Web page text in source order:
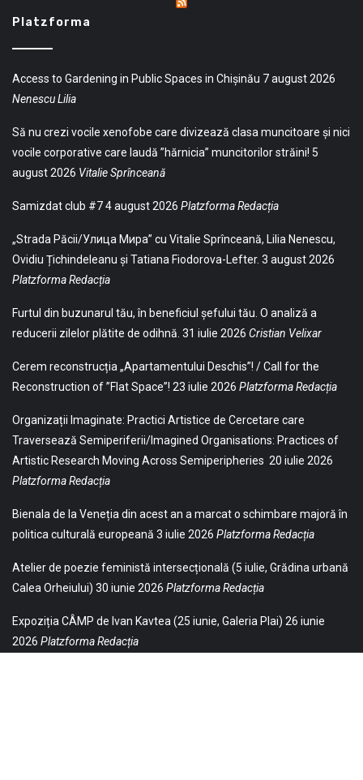
Platzforma
Access to Gardening in Public Spaces in Chișinău 7 august 2026
Nenescu Lilia
Să nu crezi vocile xenofobe care divizează clasa muncitoare și nici
vocile corporative care laudă ”hărnicia” muncitorilor străini! 5
august 2026 Vitalie Sprînceană
Samizdat club #74 august 2026 Platzforma Redacția
„Strada Păcii/Улица Мира” cu Vitalie Sprînceană, Lilia Nenescu,
Ovidiu Țichindeleanu și Tatiana Fiodorova-Lefter. 3 august 2026
Platzforma Redacția
Furtul din buzunarul tău, în beneficiul șefului tău. O analiză a
reducerii zilelor plătite de odihnă. 31 iulie 2026 Cristian Velixar
Cerem reconstrucția „Apartamentului Deschis”! / Call for the
Reconstruction of ”Flat Space”! 23 iulie 2026 Platzforma Redacția
Organizații Imaginate: Practici Artistice de Cercetare care
Traversează Semiperiferii/Imagined Organisations: Practices of
Artistic Research Moving Across Semiperipheries 20 iulie 2026
Platzforma Redacția
Bienala de la Veneția din acest an a marcat o schimbare majoră în
politica culturală europeană 3 iulie 2026 Platzforma Redacția
Atelier de poezie feministă intersecțională (5 iulie, Grădina urbană
Calea Orheiului) 30 iunie 2026 Platzforma Redacția
Expoziția CÂMP de Ivan Kavtea (25 iunie, Galeria Plai) 26 iunie
2026 Platzforma Redacția